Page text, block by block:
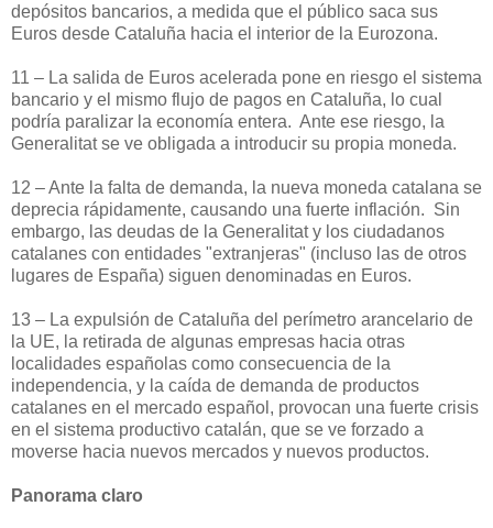
depósitos bancarios, a medida que el público saca sus
Euros desde Cataluña hacia el interior de la Eurozona.
11 – La salida de Euros acelerada pone en riesgo el sistema
bancario y el mismo flujo de pagos en Cataluña, lo cual
podría paralizar la economía entera. Ante ese riesgo, la
Generalitat se ve obligada a introducir su propia moneda.
12 – Ante la falta de demanda, la nueva moneda catalana se
deprecia rápidamente, causando una fuerte inflación. Sin
embargo, las deudas de la Generalitat y los ciudadanos
catalanes con entidades "extranjeras" (incluso las de otros
lugares de España) siguen denominadas en Euros.
13 – La expulsión de Cataluña del perímetro arancelario de
la UE, la retirada de algunas empresas hacia otras
localidades españolas como consecuencia de la
independencia, y la caída de demanda de productos
catalanes en el mercado español, provocan una fuerte crisis
en el sistema productivo catalán, que se ve forzado a
moverse hacia nuevos mercados y nuevos productos.
Panorama claro